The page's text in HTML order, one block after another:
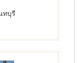
ทบุรี